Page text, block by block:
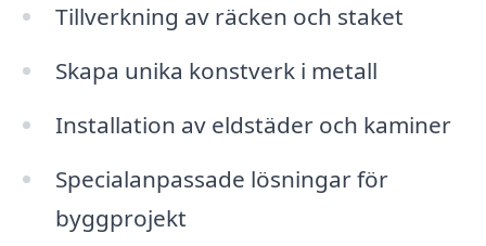
Tillverkning av räcken och staket
Skapa unika konstverk i metall
Installation av eldstäder och kaminer
Specialanpassade lösningar för
byggprojekt